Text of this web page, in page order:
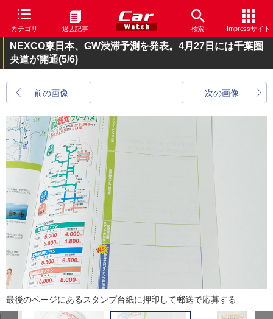
カテゴリ 過去記事 検索 Impressサイト
NEXCO東日本、GW渋滞予測を発表。4月27日には千葉圏
央道が開通(5/6)
前の画像 次の画像
最後のページにあるスタンプ台紙に押印して郵送で応募する